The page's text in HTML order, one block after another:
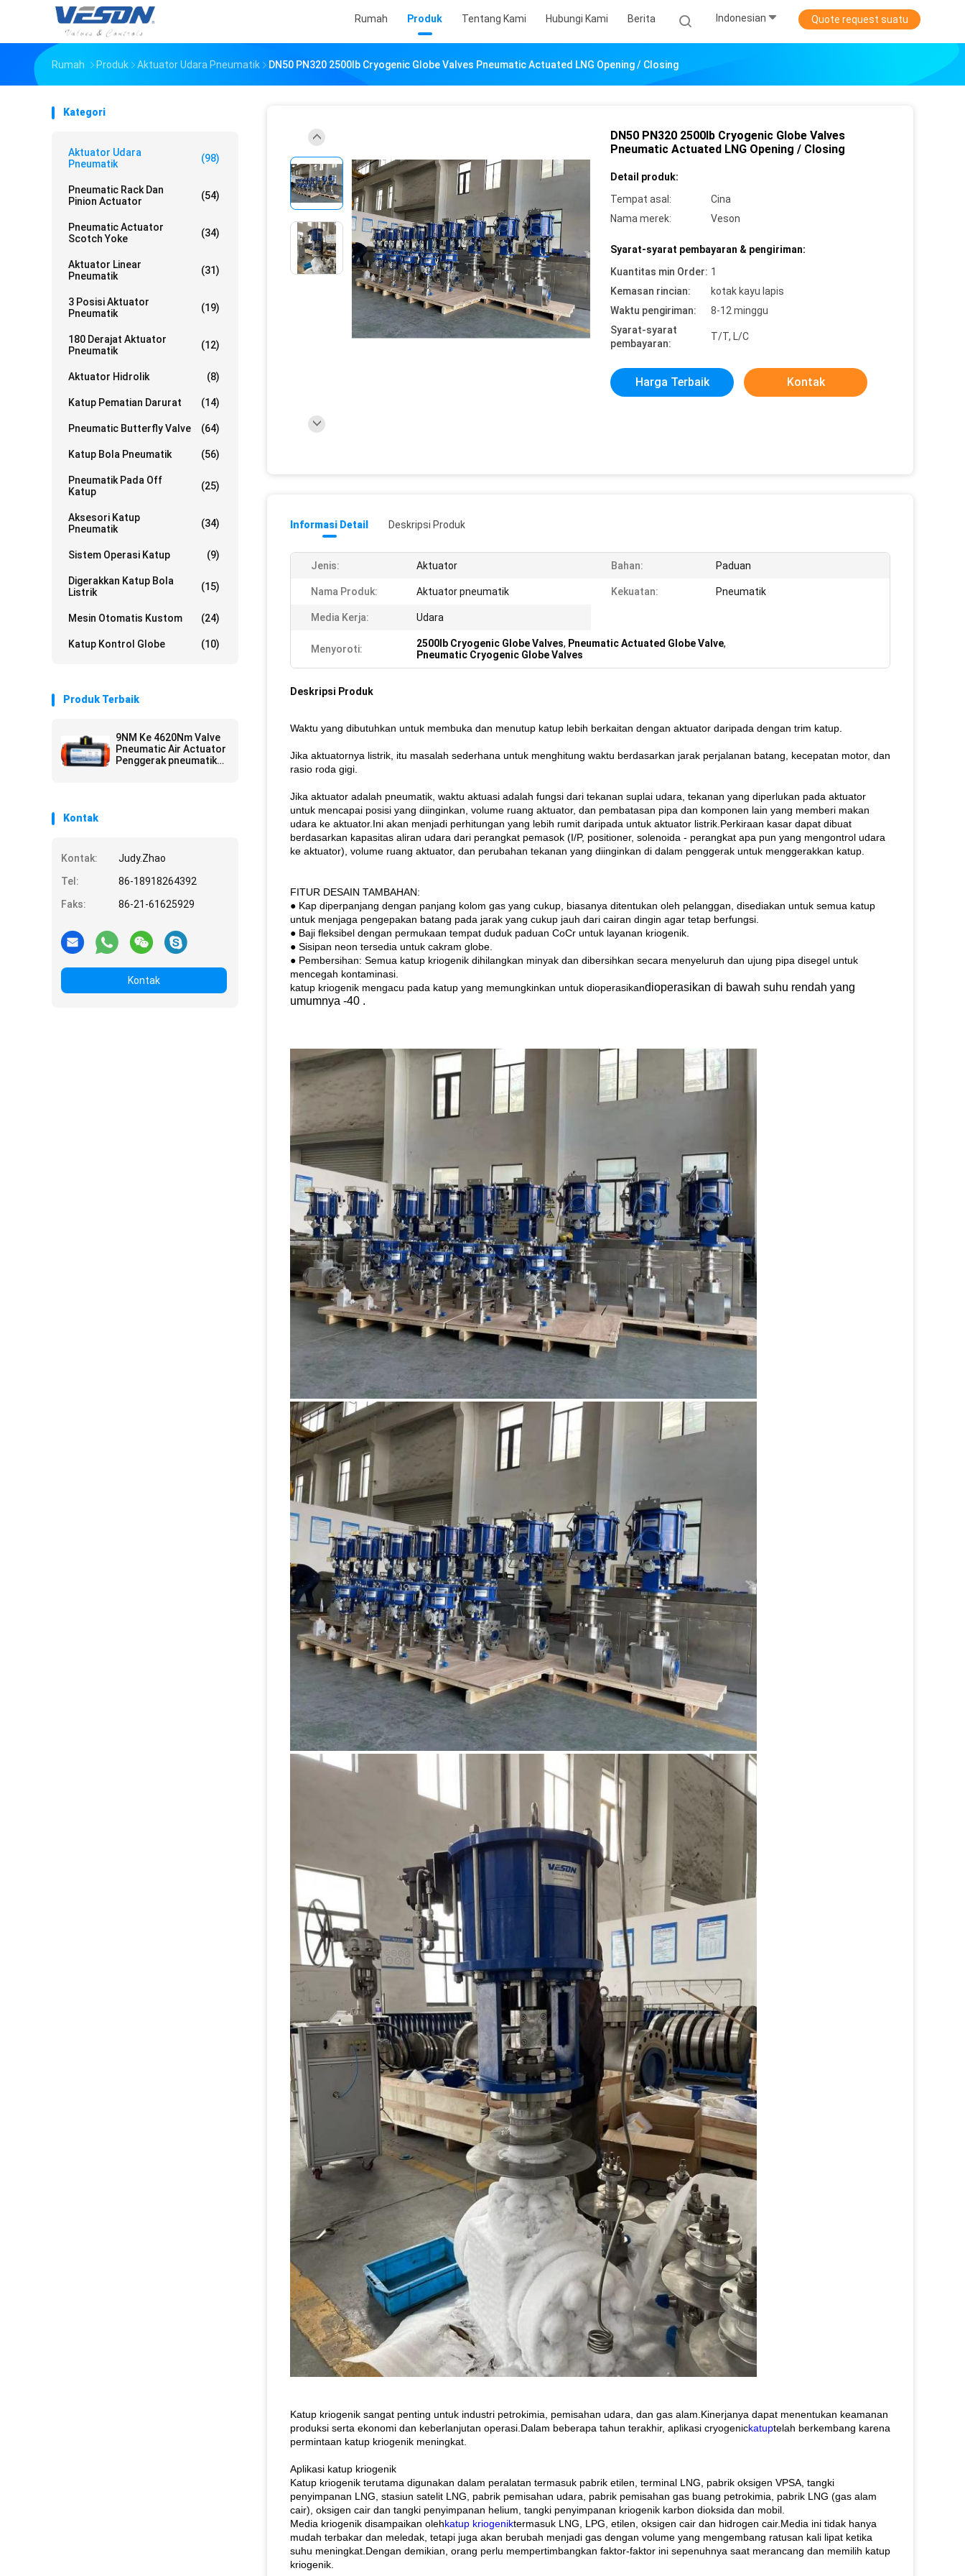
Rumah Produk Tentang Kami Hubungi Kami Berita Indonesian Quote request suatu
Rumah Produk Aktuator Udara Pneumatik DN50 PN320 2500lb Cryogenic Globe Valves Pneumatic Actuated LNG Opening / Closing
Kategori
Aktuator Udara
Pneumatik
(98)
Pneumatic Rack Dan
Pinion Actuator
(54)
Pneumatic Actuator
Scotch Yoke
(34)
Aktuator Linear
Pneumatik
(31)
3 Posisi Aktuator
Pneumatik
(19)
180 Derajat Aktuator
Pneumatik
(12)
Aktuator Hidrolik (8)
Katup Pematian Darurat (14)
Pneumatic Butterfly Valve (64)
Katup Bola Pneumatik (56)
Pneumatik Pada Off
Katup
(25)
Aksesori Katup
Pneumatik
(34)
Sistem Operasi Katup (9)
Digerakkan Katup Bola
Listrik
(15)
Mesin Otomatis Kustom (24)
Katup Kontrol Globe (10)
Produk Terbaik
9NM Ke 4620Nm Valve
Pneumatic Air Actuator
Penggerak pneumatik
Kontak
Kontak:
Judy.Zhao
Tel:
86-18918264392
Faks:
86-21-61625929
Kontak
DN50 PN320 2500lb Cryogenic Globe Valves
Pneumatic Actuated LNG Opening / Closing
Detail produk:
Tempat asal:
Cina
Nama merek:
Veson
Syarat-syarat pembayaran & pengiriman:
Kuantitas min Order: 1
Kemasan rincian:
kotak kayu lapis
Waktu pengiriman:
8-12 minggu
Syarat-syarat
pembayaran:
T/T, L/C
Harga Terbaik Kontak
Informasi Detail Deskripsi Produk
Jenis: Aktuator Bahan: Paduan
Nama Produk: Aktuator pneumatik Kekuatan: Pneumatik
Media Kerja: Udara
Menyoroti: 2500lb Cryogenic Globe Valves, Pneumatic Actuated Globe Valve,
Pneumatic Cryogenic Globe Valves
Deskripsi Produk
Waktu yang dibutuhkan untuk membuka dan menutup katup lebih berkaitan dengan aktuator daripada dengan trim katup.
Jika aktuatornya listrik, itu masalah sederhana untuk menghitung waktu berdasarkan jarak perjalanan batang, kecepatan motor, dan
rasio roda gigi.
Jika aktuator adalah pneumatik, waktu aktuasi adalah fungsi dari tekanan suplai udara, tekanan yang diperlukan pada aktuator
untuk mencapai posisi yang diinginkan, volume ruang aktuator, dan pembatasan pipa dan komponen lain yang memberi makan
udara ke aktuator.Ini akan menjadi perhitungan yang lebih rumit daripada untuk aktuator listrik.Perkiraan kasar dapat dibuat
berdasarkan kapasitas aliran udara dari perangkat pemasok (I/P, positioner, solenoida - perangkat apa pun yang mengontrol udara
ke aktuator), volume ruang aktuator, dan perubahan tekanan yang diinginkan di dalam penggerak untuk menggerakkan katup.
FITUR DESAIN TAMBAHAN:
● Kap diperpanjang dengan panjang kolom gas yang cukup, biasanya ditentukan oleh pelanggan, disediakan untuk semua katup
untuk menjaga pengepakan batang pada jarak yang cukup jauh dari cairan dingin agar tetap berfungsi.
● Baji fleksibel dengan permukaan tempat duduk paduan CoCr untuk layanan kriogenik.
● Sisipan neon tersedia untuk cakram globe.
● Pembersihan: Semua katup kriogenik dihilangkan minyak dan dibersihkan secara menyeluruh dan ujung pipa disegel untuk
mencegah kontaminasi.
katup kriogenik mengacu pada katup yang memungkinkan untuk dioperasikandioperasikan di bawah suhu rendah yang
umumnya -40 .
Katup kriogenik sangat penting untuk industri petrokimia, pemisahan udara, dan gas alam.Kinerjanya dapat menentukan keamanan
produksi serta ekonomi dan keberlanjutan operasi.Dalam beberapa tahun terakhir, aplikasi cryogenickatuptelah berkembang karena
permintaan katup kriogenik meningkat.
Aplikasi katup kriogenik
Katup kriogenik terutama digunakan dalam peralatan termasuk pabrik etilen, terminal LNG, pabrik oksigen VPSA, tangki
penyimpanan LNG, stasiun satelit LNG, pabrik pemisahan udara, pabrik pemisahan gas buang petrokimia, pabrik LNG (gas alam
cair), oksigen cair dan tangki penyimpanan helium, tangki penyimpanan kriogenik karbon dioksida dan mobil.
Media kriogenik disampaikan olehkatup kriogeniktermasuk LNG, LPG, etilen, oksigen cair dan hidrogen cair.Media ini tidak hanya
mudah terbakar dan meledak, tetapi juga akan berubah menjadi gas dengan volume yang mengembang ratusan kali lipat ketika
suhu meningkat.Dengan demikian, orang perlu mempertimbangkan faktor-faktor ini sepenuhnya saat merancang dan memilih katup
kriogenik.